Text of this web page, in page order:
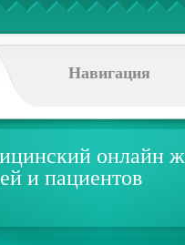
Навигация
онлайн
и пациентов